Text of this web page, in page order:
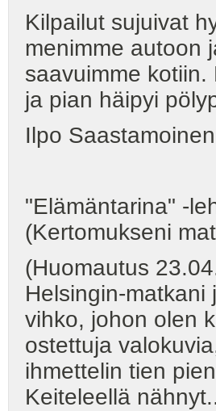
Kilpailut sujuivat
menimme autoon
saavuimme
ja pian häipyi
Ilpo Saastamoinen
"Elämäntarina" -
(Kertomukseni
(Huomautus
Helsingin-
vihko, johon olen
ostettuja
ihmettelin tien
Keiteleellä